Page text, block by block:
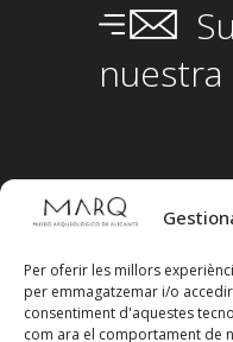
Per oferir les millors
per emmagatzemar i/o
consentiment d'aquestes
com ara el comportament de
nuestra